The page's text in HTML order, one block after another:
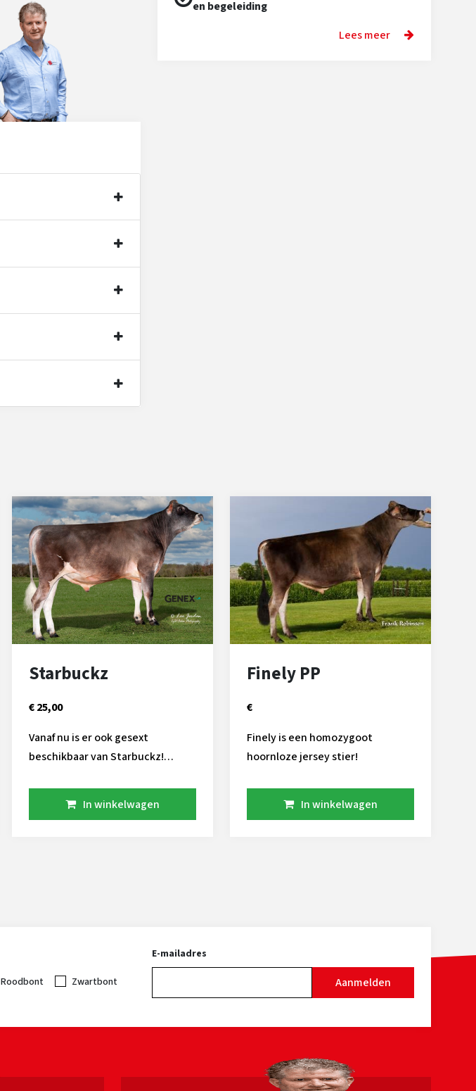
en begeleiding
Lees meer
Starbuckz
€ 25,00
Vanaf nu is er ook gesext
beschikbaar van Starbuckz!
worden vlot drachtig en blijven
In winkelwagen
Finely PP
€
Finely is een homozygoot
hoornloze jersey stier!
In winkelwagen
Roodbont Zwartbont
E-mailadres
Aanmelden